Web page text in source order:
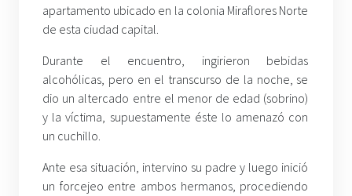
apartamento ubicado en la colonia Miraflores Norte
de esta ciudad capital.
Durante el encuentro, ingirieron bebidas
alcohólicas, pero en el transcurso de la noche, se
dio un altercado entre el menor de edad (sobrino)
y la víctima, supuestamente éste lo amenazó con
un cuchillo.
Ante esa situación, intervino su padre y luego inició
un forcejeo entre ambos hermanos, procediendo